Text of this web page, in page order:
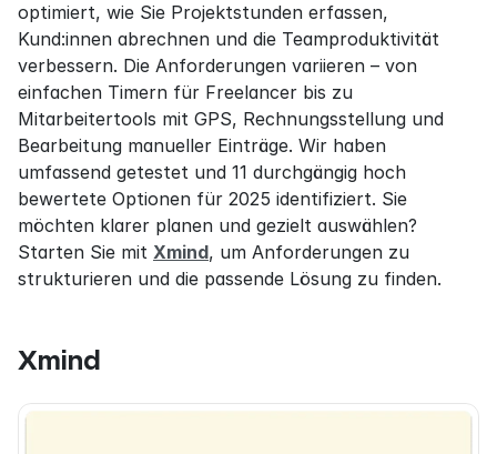
optimiert, wie Sie Projektstunden erfassen,
Kund:innen abrechnen und die Teamproduktivität
verbessern. Die Anforderungen variieren – von
einfachen Timern für Freelancer bis zu
Mitarbeitertools mit GPS, Rechnungsstellung und
Bearbeitung manueller Einträge. Wir haben
umfassend getestet und 11 durchgängig hoch
bewertete Optionen für 2025 identifiziert. Sie
möchten klarer planen und gezielt auswählen?
Starten Sie mit Xmind, um Anforderungen zu
strukturieren und die passende Lösung zu finden.
Xmind